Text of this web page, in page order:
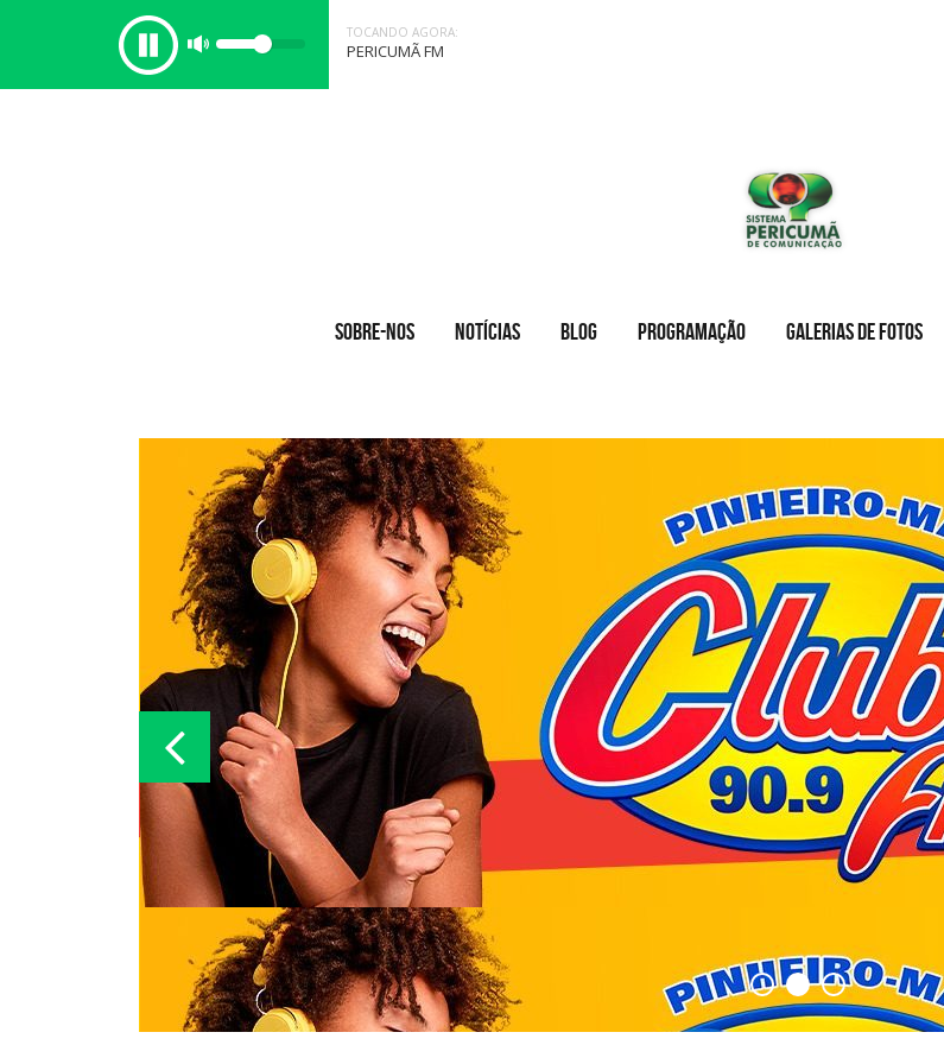
TOCANDO AGORA:
PERICUMÃ FM
SOBRE-NOS NOTÍCIAS BLOG PROGRAMAÇÃO GALERIAS DE FOTOS